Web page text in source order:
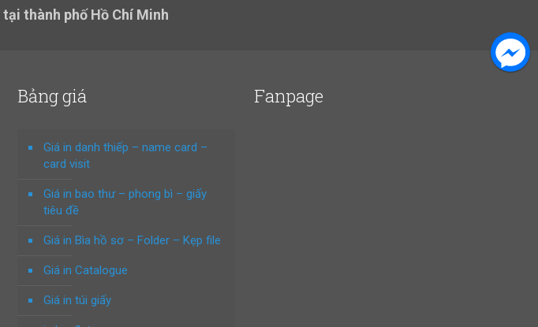
tại thành phố Hồ Chí Minh
Bảng giá
Giá in danh thiếp – name card –
card visit
Giá in bao thư – phong bì – giấy
tiêu đề
Giá in Bìa hồ sơ – Folder – Kẹp file
Giá in Catalogue
Giá in túi giấy
Fanpage